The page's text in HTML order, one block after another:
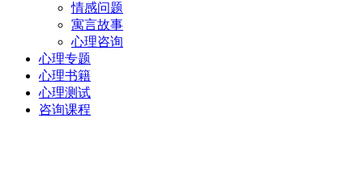
情感问题
寓言故事
心理咨询
心理专题
心理书籍
心理测试
咨询课程